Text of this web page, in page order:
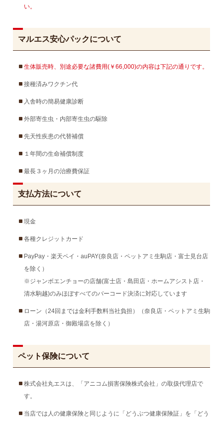
い。
マルエス安心パックについて
生体販売時、別途必要な諸費用(￥66,000)の内容は下記の通りです。
接種済みワクチン代
入舎時の簡易健康診断
外部寄生虫・内部寄生虫の駆除
先天性疾患の代替補償
１年間の生命補償制度
最長３ヶ月の治療費保証
支払方法について
現金
各種クレジットカード
PayPay・楽天ペイ・auPAY(奈良店・ペットアミ生駒店・富士見台店
を除く）
※ジャンボエンチョーの店舗(富士店・島田店・ホームアシスト店・
清水駒越)のみほぼすべてのバーコード決済に対応しています
ローン（24回までは金利手数料当社負担）（奈良店・ペットアミ生駒
店・湯河原店・御殿場店を除く）
ペット保険について
株式会社丸エスは、「アニコム損害保険株式会社」の取扱代理店で
す。
当店では人の健康保険と同じように「どうぶつ健康保険証」を「どう